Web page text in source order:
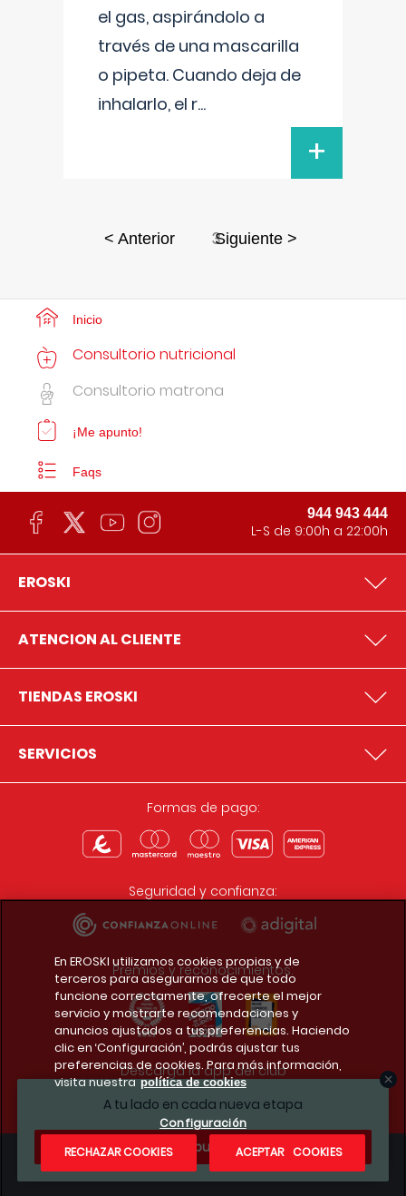
el gas, aspirándolo a
través de una mascarilla
o pipeta. Cuando deja de
inhalarlo, el r...
+
< Anterior 3Siguiente >
A tu lado en cada nueva etapa
¿Te apuntas?
Inicio
Consultorio nutricional
Consultorio matrona
¡Me apunto!
Faqs
944 943 444
L-S de 9:00h a 22:00h
EROSKI
ATENCION AL CLIENTE
TIENDAS EROSKI
SERVICIOS
Formas de pago:
Seguridad y confianza:
Premios y reconocimientos:
Descarga la app del club
Condiciones legales
En EROSKI utilizamos cookies propias y de
terceros para asegurarnos de que todo
funcione correctamente, ofrecerte el mejor
servicio y mostrarte recomendaciones y
anuncios ajustados a tus preferencias. Haciendo
clic en ‘Configuración’, podrás ajustar tus
preferencias de cookies. Para más información,
visita nuestra política de cookies
Configuración
RECHAZAR COOKIES
ACEPTAR COOKIES